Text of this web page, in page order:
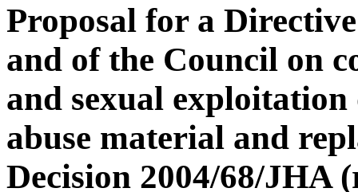
Proposal for a
and of the Council on
and sexual
abuse material and
Decision 2004/68/JHA